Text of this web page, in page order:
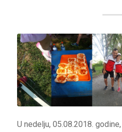
U nedelju, 05.08.2018.